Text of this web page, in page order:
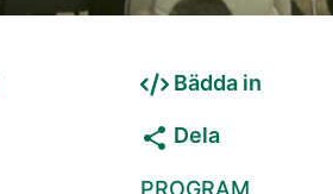
Bädda in
Dela
PROGRAM